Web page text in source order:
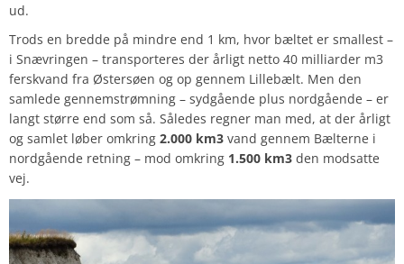
ud.
Trods en bredde på mindre end 1 km, hvor bæltet er smallest –
i Snævringen – transporteres der årligt netto 40 milliarder m3
ferskvand fra Østersøen og op gennem Lillebælt. Men den
samlede gennemstrømning – sydgående plus nordgående – er
langt større end som så. Således regner man med, at der årligt
og samlet løber omkring 2.000 km3 vand gennem Bælterne i
nordgående retning – mod omkring 1.500 km3 den modsatte
vej.